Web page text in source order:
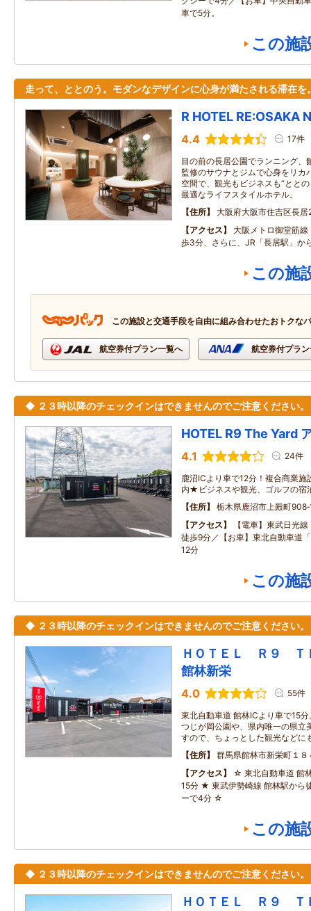
車で5分。
この施
走って、ととのう。モダンなデザインに心身が満たされる滞在を
R HOTEL RE:OSAKA
4.4 17件
目の前の長居公園でランニング、
監修のサウナとジムで心身をリカ
空間で、観光もビジネスも“とと
最適なライフスタイルホテル。
住所
大阪府大阪市住吉区長
アクセス
大阪メトロ御堂筋
歩3分、さらに、JR「長居駅」か
この施
この施設と交通手段を自由に組み合わせたおトクな
航空券付プラン一覧へ 航空券付プラ
◆ ２３時以降のチェックインはできませんのでご注意ください。
HOTEL R9 The Yard
4.1 24件
鹿沼ICより車で12分！複合商業
内★ビジネスや観光、ゴルフの宿
住所
栃木県鹿沼市上殿町
アクセス
【電車】東武日光
徒歩9分／【お車】東北自動車道
12分
この施
◆ ２３時以降のチェックインはできませんのでご注意ください。
ＨＯＴＥＬ Ｒ９
館林新栄
4.0 55件
東北自動車道 館林ICより車で15
つじが岡公園や、県内唯一の県立
すので、ちょっとした観光などに
住所
群馬県館林市新栄町１８
アクセス
☆ 東北自動車道 館
15分 ★ 東武伊勢崎線 館林駅から
ーで4分 ☆
この施
◆ ２３時以降のチェックインはできませんのでご注意ください。
ＨＯＴＥＬ Ｒ９